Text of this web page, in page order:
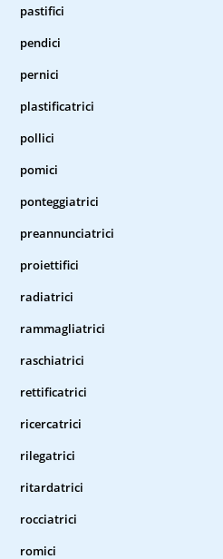
pastifici
pendici
pernici
plastificatrici
pollici
pomici
ponteggiatrici
preannunciatrici
proiettifici
radiatrici
rammagliatrici
raschiatrici
rettificatrici
ricercatrici
rilegatrici
ritardatrici
rocciatrici
romici